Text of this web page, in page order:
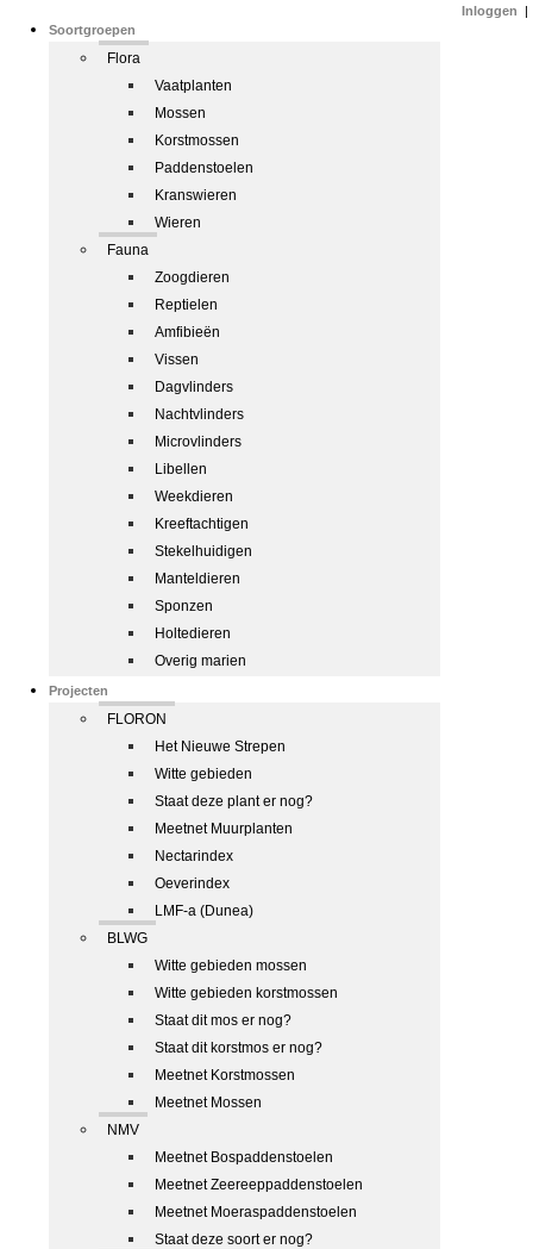
Soortgroepen
Flora
Vaatplanten
Mossen
Korstmossen
Paddenstoelen
Kranswieren
Wieren
Fauna
Zoogdieren
Reptielen
Amfibieën
Vissen
Dagvlinders
Nachtvlinders
Microvlinders
Libellen
Weekdieren
Kreeftachtigen
Stekelhuidigen
Manteldieren
Sponzen
Holtedieren
Overig marien
Projecten
FLORON
Het Nieuwe Strepen
Witte gebieden
Staat deze plant er nog?
Meetnet Muurplanten
Nectarindex
Oeverindex
LMF-a (Dunea)
BLWG
Witte gebieden mossen
Witte gebieden korstmossen
Staat dit mos er nog?
Staat dit korstmos er nog?
Meetnet Korstmossen
Meetnet Mossen
NMV
Meetnet Bospaddenstoelen
Meetnet Zeereeppaddenstoelen
Meetnet Moeraspaddenstoelen
Staat deze soort er nog?
Inloggen |